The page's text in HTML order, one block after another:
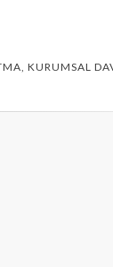
, KURUMSAL